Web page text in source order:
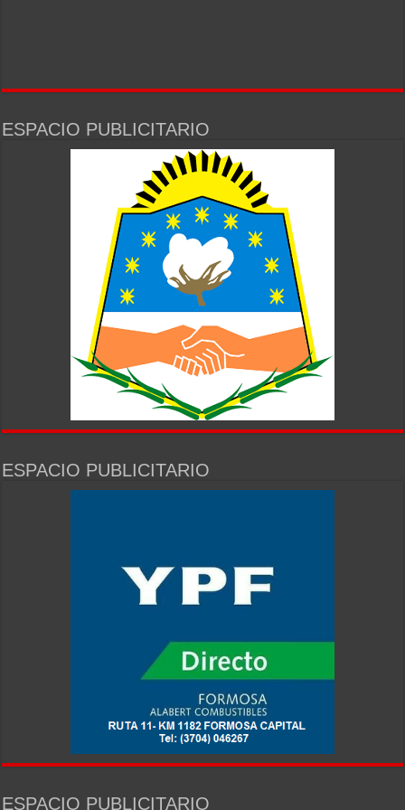
ESPACIO PUBLICITARIO
ESPACIO PUBLICITARIO
ESPACIO PUBLICITARIO